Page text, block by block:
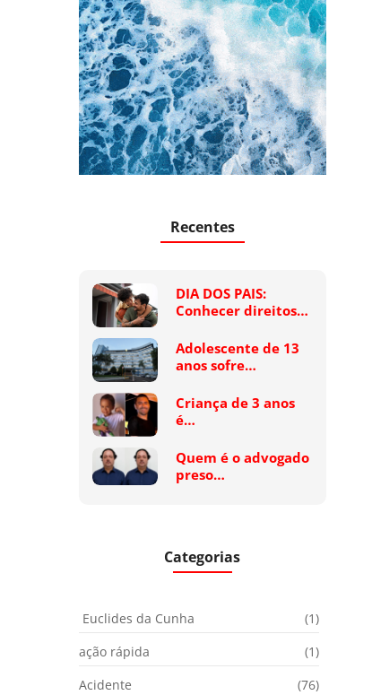
Recentes
DIA DOS PAIS:
Conhecer direitos…
Adolescente de 13
anos sofre…
Criança de 3 anos
é…
Quem é o advogado
preso…
Categorias
Euclides da Cunha
(1)
ação rápida
(1)
Acidente
(76)